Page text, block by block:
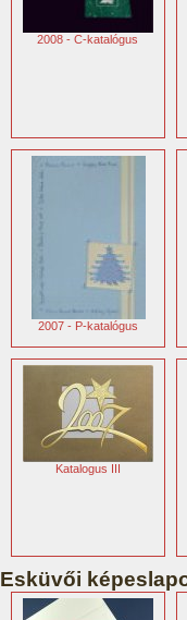
2008 - C-katalógus
2007 - P-katalógus
Katalogus III
Esküvői